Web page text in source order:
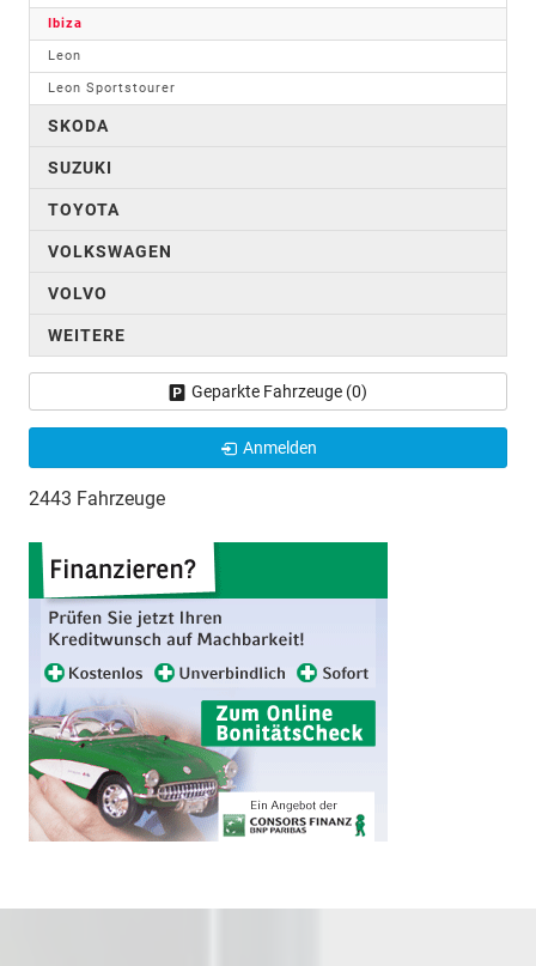
Ibiza
Leon
Leon Sportstourer
SKODA
SUZUKI
TOYOTA
VOLKSWAGEN
VOLVO
WEITERE
Geparkte Fahrzeuge (0)
Anmelden
2443 Fahrzeuge